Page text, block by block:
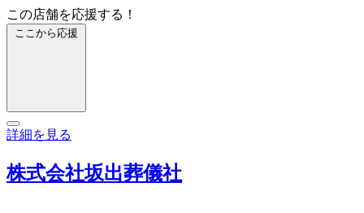
この店舗を応援する！
ここから応援
詳細を見る
株式会社坂出葬儀社